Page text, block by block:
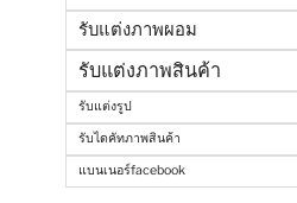
รับแต่งภาพผอม
รับแต่งภาพสินค้า
รับแต่งรูป
รับไดคัทภาพสินค้า
แบนเนอร์facebook